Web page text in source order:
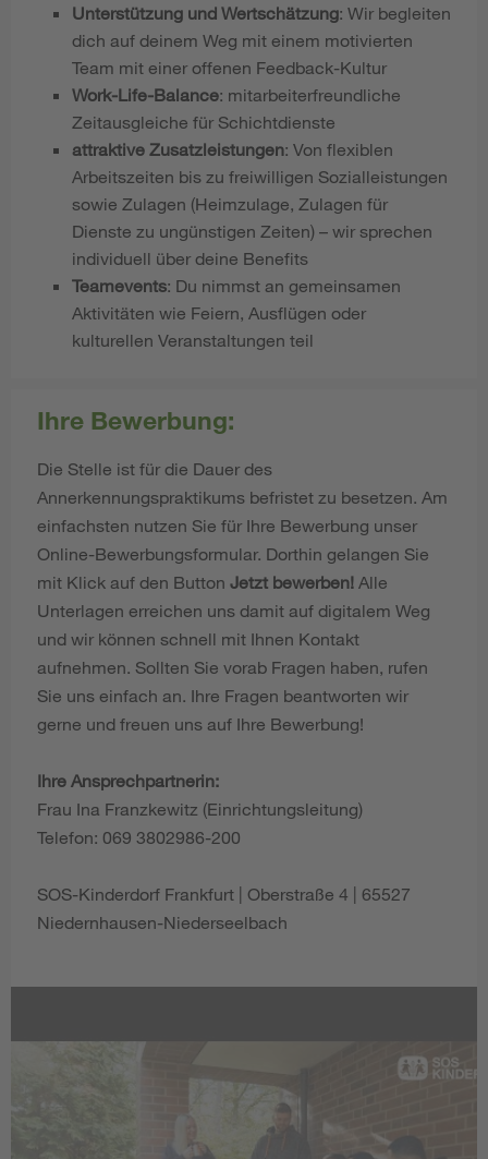
Unterstützung und Wertschätzung: Wir begleiten
dich auf deinem Weg mit einem motivierten
Team mit einer offenen Feedback-Kultur
Work-Life-Balance: mitarbeiterfreundliche
Zeitausgleiche für Schichtdienste
attraktive Zusatzleistungen: Von flexiblen
Arbeitszeiten bis zu freiwilligen Sozialleistungen
sowie Zulagen (Heimzulage, Zulagen für
Dienste zu ungünstigen Zeiten) – wir sprechen
individuell über deine Benefits
Teamevents: Du nimmst an gemeinsamen
Aktivitäten wie Feiern, Ausflügen oder
kulturellen Veranstaltungen teil
Ihre Bewerbung:
Die Stelle ist für die Dauer des
Annerkennungspraktikums befristet zu besetzen. Am
einfachsten nutzen Sie für Ihre Bewerbung unser
Online-Bewerbungsformular. Dorthin gelangen Sie
mit Klick auf den Button Jetzt bewerben! Alle
Unterlagen erreichen uns damit auf digitalem Weg
und wir können schnell mit Ihnen Kontakt
aufnehmen. Sollten Sie vorab Fragen haben, rufen
Sie uns einfach an. Ihre Fragen beantworten wir
gerne und freuen uns auf Ihre Bewerbung!
Ihre Ansprechpartnerin:
Frau Ina Franzkewitz (Einrichtungsleitung)
Telefon: 069 3802986-200
SOS-Kinderdorf Frankfurt | Oberstraße 4 | 65527
Niedernhausen-Niederseelbach